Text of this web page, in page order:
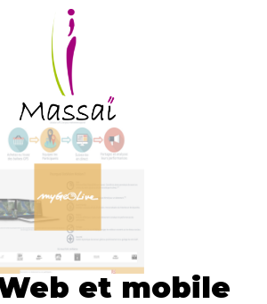
et mobile